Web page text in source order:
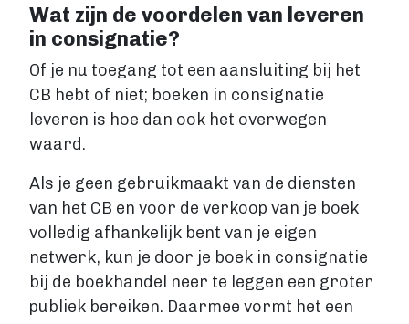
Fantasy
Kinderboek
Roman
Thriller
Support
Diensten
Prijzen
Blog
Over ons
Wat zijn de voordelen van leveren
in consignatie?
Of je nu toegang tot een aansluiting bij het
CB hebt of niet; boeken in consignatie
leveren is hoe dan ook het overwegen
waard.
Als je geen gebruikmaakt van de diensten
van het CB en voor de verkoop van je boek
volledig afhankelijk bent van je eigen
netwerk, kun je door je boek in consignatie
bij de boekhandel neer te leggen een groter
publiek bereiken. Daarmee vormt het een